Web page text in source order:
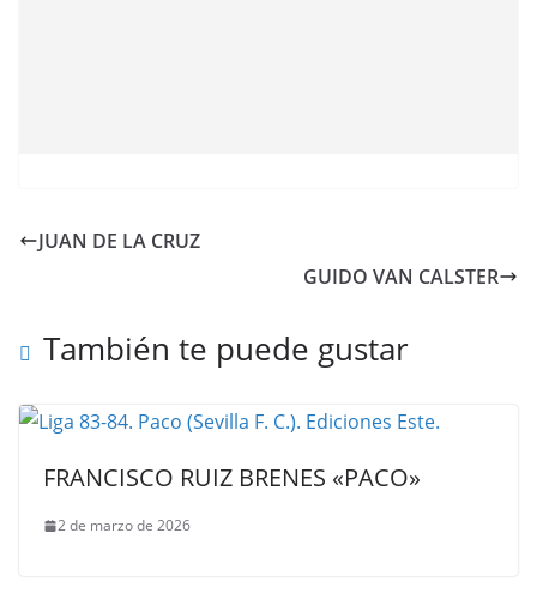
JUAN DE LA CRUZ
GUIDO VAN CALSTER
También te puede gustar
FRANCISCO RUIZ BRENES «PACO»
2 de marzo de 2026